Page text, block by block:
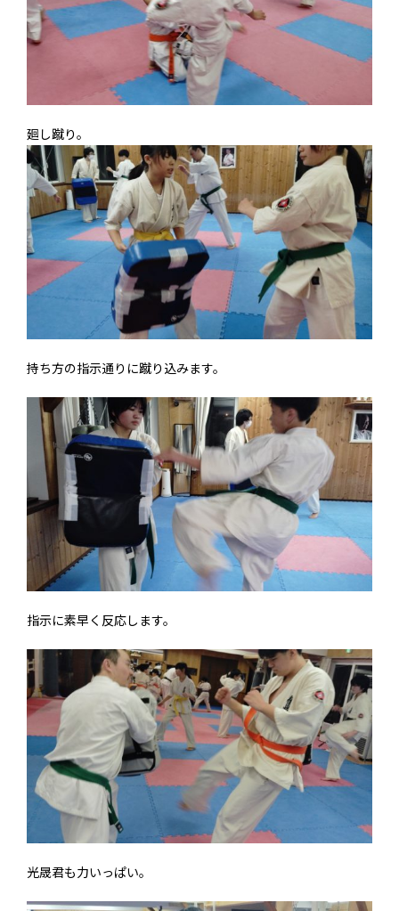
廻し蹴り。
持ち方の指示通りに蹴り込みます。
指示に素早く反応します。
光晟君も力いっぱい。